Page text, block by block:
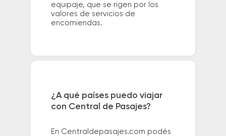
equipaje, que se rigen por los
valores de servicios de
encomiendas.
¿A qué países puedo viajar
con Central de Pasajes?
En Centraldepasajes.com podés